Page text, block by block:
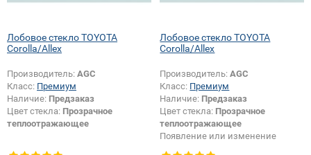
Лобовое стекло TOYOTA
Corolla/Allex
Производитель: AGC
Класс: Премиум
Наличие: Предзаказ
Цвет стекла: Прозрачное
теплоотражающее
Лобовое стекло TOYOTA
Corolla/Allex
Производитель:AGC
Класс: Премиум
Наличие: Предзаказ
Цвет стекла: Прозрачное
теплоотражающее
Появление или изменение
шелкографии: